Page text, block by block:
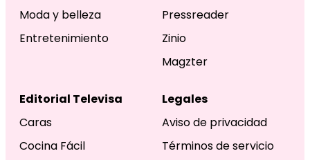
Moda y belleza
Entretenimiento
Pressreader
Zinio
Magzter
Editorial Televisa
Caras
Cocina Fácil
Legales
Aviso de privacidad
Términos de servicio